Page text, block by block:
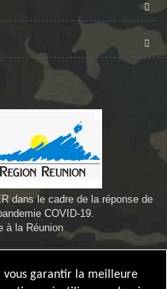
dans le cadre de la réponse de
COVID-19.
à la Réunion
vous garantir la meilleure